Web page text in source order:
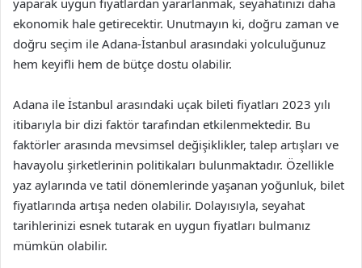
yaparak uygun fiyatlardan yararlanmak, seyahatinizi daha
ekonomik hale getirecektir. Unutmayın ki, doğru zaman ve
doğru seçim ile Adana-İstanbul arasındaki yolculuğunuz
hem keyifli hem de bütçe dostu olabilir.
Adana ile İstanbul arasındaki uçak bileti fiyatları 2023 yılı
itibarıyla bir dizi faktör tarafından etkilenmektedir. Bu
faktörler arasında mevsimsel değişiklikler, talep artışları ve
havayolu şirketlerinin politikaları bulunmaktadır. Özellikle
yaz aylarında ve tatil dönemlerinde yaşanan yoğunluk, bilet
fiyatlarında artışa neden olabilir. Dolayısıyla, seyahat
tarihlerinizi esnek tutarak en uygun fiyatları bulmanız
mümkün olabilir.